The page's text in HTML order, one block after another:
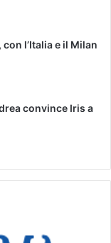
l’Italia e il Milan
convince Iris a